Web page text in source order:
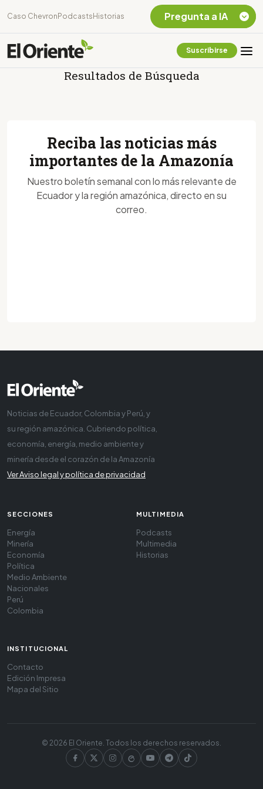
Caso Chevron Podcasts Historias
Suscribirse
Resultados de Búsqueda
Pregunta a IA
sobre el Caso
¿En que consiste la
tasa minera que rige en
Ecuador?
Reciba las noticias más
importantes de la Amazonía
Nuestro boletín semanal con lo más relevante de
Ecuador y la región amazónica, directo en su
correo.
Noticias de Ecuador, Colombia y Perú, y
su región amazónica. Cubriendo política,
economía, energía, medio ambiente y
minería desde el corazón de la Amazonía
Ver Aviso legal y política de privacidad
SECCIONES
Energía
Minería
Economía
Política
Medio Ambiente
Nacionales
Perú
Colombia
MULTIMEDIA
Podcasts
Multimedia
Historias
INSTITUCIONAL
Contacto
Edición Impresa
Mapa del Sitio
© 2026 El Oriente. Todos los derechos reservados.